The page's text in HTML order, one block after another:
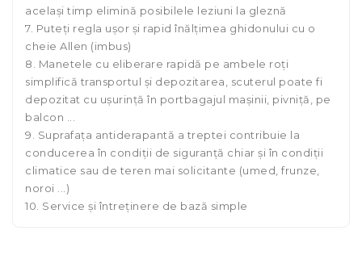
același timp elimină posibilele leziuni la gleznă
7. Puteți regla ușor și rapid înălțimea ghidonului cu o
cheie Allen (imbus)
8. Manetele cu eliberare rapidă pe ambele roți
simplifică transportul și depozitarea, scuterul poate fi
depozitat cu ușurință în portbagajul mașinii, pivniță, pe
balcon ...
9. Suprafața antiderapantă a treptei contribuie la
conducerea în condiții de siguranță chiar și în condiții
climatice sau de teren mai solicitante (umed, frunze,
noroi ...)
10. Service și întreținere de bază simple